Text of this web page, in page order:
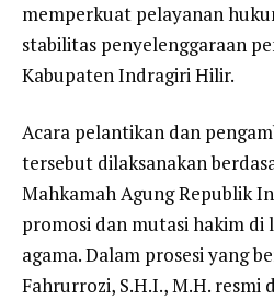
memperkuat pelayanan
stabilitas penyelenggaraan
Kabupaten Indragiri Hilir.
Acara pelantikan dan
tersebut dilaksanakan
Mahkamah Agung Republik
promosi dan mutasi hakim di
agama. Dalam prosesi yang
Fahrurrozi, S.H.I., M.H. resmi